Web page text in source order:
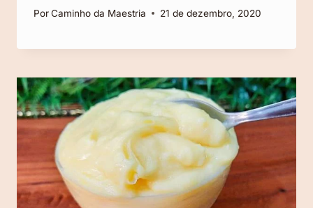
PorCaminho da Maestria 21 de dezembro, 2020